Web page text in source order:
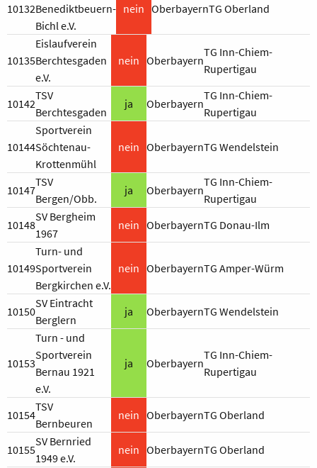
10132Benediktbeuern-
Bichl e.V.
nein OberbayernTG Oberland
10135
Eislaufverein
Berchtesgaden
e.V.
nein Oberbayern
TG Inn-Chiem-
Rupertigau
10142
TSV
Berchtesgaden
ja Oberbayern
TG Inn-Chiem-
Rupertigau
10144
Sportverein
Söchtenau-
Krottenmühl
nein OberbayernTG Wendelstein
10147
TSV
Bergen/Obb.
ja Oberbayern
TG Inn-Chiem-
Rupertigau
10148
SV Bergheim
1967
nein OberbayernTG Donau-Ilm
10149
Turn- und
Sportverein
Bergkirchen e.V.
nein OberbayernTG Amper-Würm
10150
SV Eintracht
Berglern
ja OberbayernTG Wendelstein
10153
Turn - und
Sportverein
Bernau 1921
e.V.
ja Oberbayern
TG Inn-Chiem-
Rupertigau
10154
TSV
Bernbeuren
nein OberbayernTG Oberland
10155
SV Bernried
1949 e.V.
nein OberbayernTG Oberland